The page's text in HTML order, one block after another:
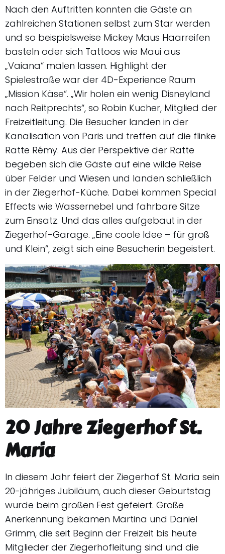
Nach den Auftritten konnten die Gäste an
zahlreichen Stationen selbst zum Star werden
und so beispielsweise Mickey Maus Haarreifen
basteln oder sich Tattoos wie Maui aus
„Vaiana“ malen lassen. Highlight der
Spielestraße war der 4D-Experience Raum
„Mission Käse“. „Wir holen ein wenig Disneyland
nach Reitprechts“, so Robin Kucher, Mitglied der
Freizeitleitung. Die Besucher landen in der
Kanalisation von Paris und treffen auf die flinke
Ratte Rémy. Aus der Perspektive der Ratte
begeben sich die Gäste auf eine wilde Reise
über Felder und Wiesen und landen schließlich
in der Ziegerhof-Küche. Dabei kommen Special
Effects wie Wassernebel und fahrbare Sitze
zum Einsatz. Und das alles aufgebaut in der
Ziegerhof-Garage. „Eine coole Idee – für groß
und Klein“, zeigt sich eine Besucherin begeistert.
20 Jahre Ziegerhof St.
Maria
In diesem Jahr feiert der Ziegerhof St. Maria sein
20-jähriges Jubiläum, auch dieser Geburtstag
wurde beim großen Fest gefeiert. Große
Anerkennung bekamen Martina und Daniel
Grimm, die seit Beginn der Freizeit bis heute
Mitglieder der Ziegerhofleitung sind und die